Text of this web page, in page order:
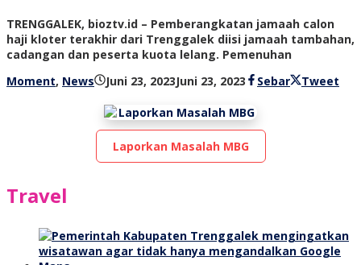
TRENGGALEK, bioztv.id – Pemberangkatan jamaah calon
haji kloter terakhir dari Trenggalek diisi jamaah tambahan,
cadangan dan peserta kuota lelang. Pemenuhan
Moment, News Juni 23, 2023Juni 23, 2023 oleh
tv
Sebar Tweet
Laporkan Masalah MBG
Travel